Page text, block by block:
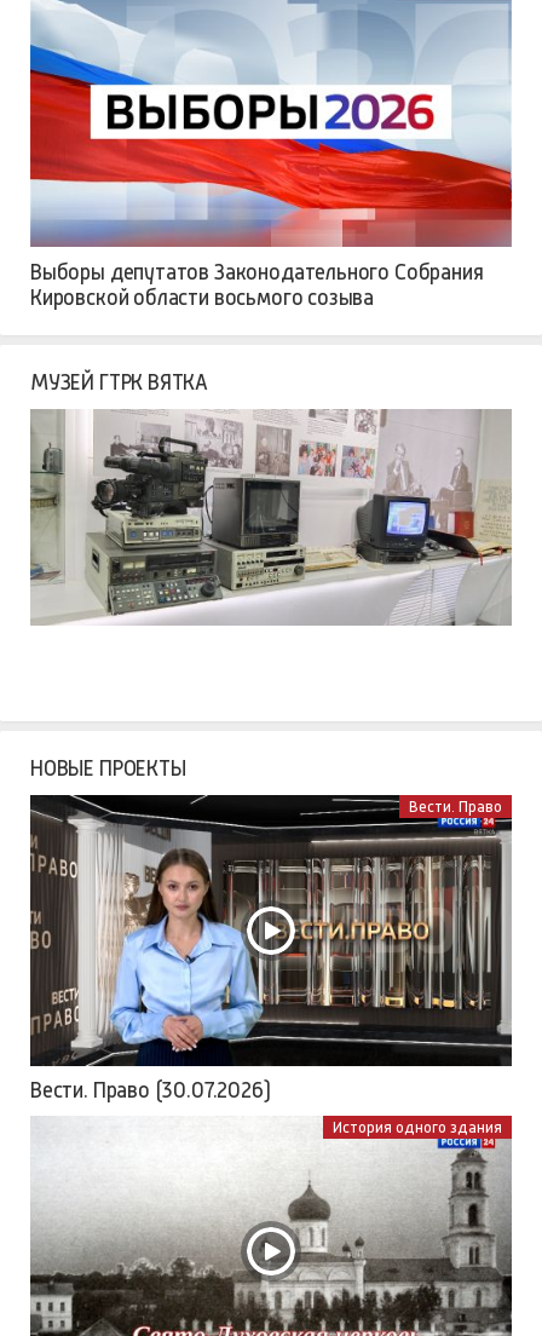
Выборы депутатов Законодательного Собрания
Кировской области восьмого созыва
МУЗЕЙ ГТРК ВЯТКА
НОВЫЕ ПРОЕКТЫ
Вести. Право
Вести. Право (30.07.2026)
История одного здания